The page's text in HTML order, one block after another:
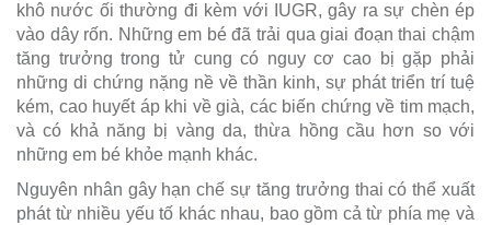
khô nước ối thường đi kèm với IUGR, gây ra sự chèn ép
vào dây rốn. Những em bé đã trải qua giai đoạn thai chậm
tăng trưởng trong tử cung có nguy cơ cao bị gặp phải
những di chứng nặng nề về thần kinh, sự phát triển trí tuệ
kém, cao huyết áp khi về già, các biến chứng về tim mạch,
và có khả năng bị vàng da, thừa hồng cầu hơn so với
những em bé khỏe mạnh khác.
Nguyên nhân gây hạn chế sự tăng trưởng thai có thể xuất
phát từ nhiều yếu tố khác nhau, bao gồm cả từ phía mẹ và